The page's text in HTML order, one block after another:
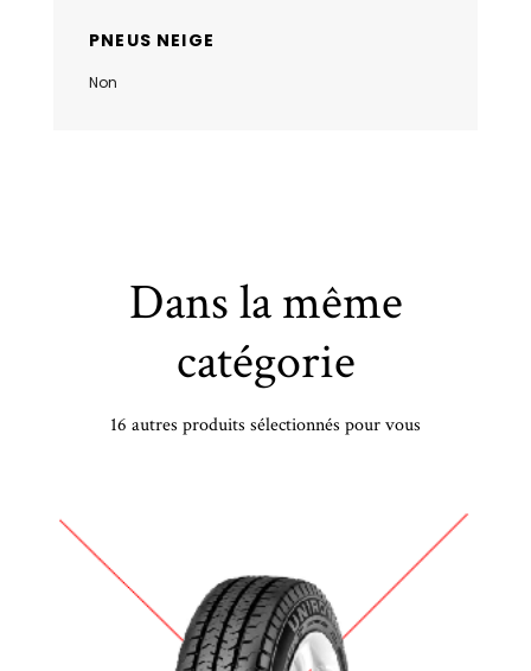
PNEUS NEIGE
Non
Dans la même
catégorie
16 autres produits sélectionnés pour vous